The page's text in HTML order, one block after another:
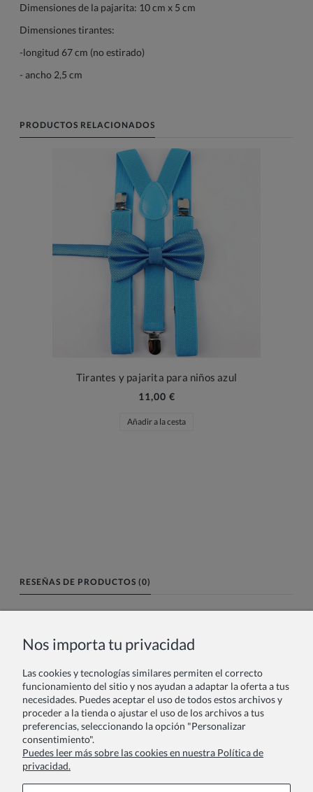
Dimensiones de la pajarita: 10 cm x 5 cm
Dimensiones tirantes:
-longitud 67 cm (no estirado)
- ancho 2,5 cm
PRODUCTOS RELACIONADOS
Tirantes y pajarita para niños azul
11,00 €
Añadir a la cesta
RESEÑAS DE PRODUCTOS (0)
Tu reseña:
Nos importa tu privacidad
Las cookies y tecnologías similares permiten el correcto
funcionamiento del sitio y nos ayudan a adaptar la oferta a tus
necesidades. Puedes aceptar el uso de todos estos archivos y
proceder a la tienda o ajustar el uso de los archivos a tus
preferencias, seleccionando la opción "Personalizar
consentimiento".
Puedes leer más sobre las cookies en nuestra Política de
privacidad.